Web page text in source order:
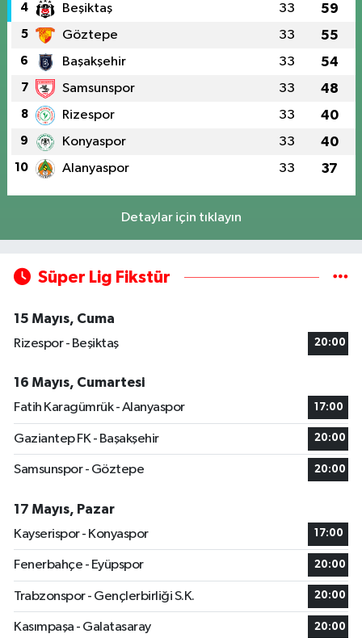
4 Beşiktaş 33 59
5 Göztepe 33 55
6 Başakşehir 33 54
7 Samsunspor 33 48
8 Rizespor 33 40
9 Konyaspor 33 40
10 Alanyaspor 33 37
Detaylar için tıklayın
Süper Lig Fikstür
15 Mayıs, Cuma
Rizespor - Beşiktaş
20:00
16 Mayıs, Cumartesi
Fatih Karagümrük - Alanyaspor
17:00
Gaziantep FK - Başakşehir 20:00
Samsunspor - Göztepe 20:00
17 Mayıs, Pazar
Kayserispor - Konyaspor
17:00
Fenerbahçe - Eyüpspor 20:00
Trabzonspor - Gençlerbirliği S.K. 20:00
Kasımpaşa - Galatasaray 20:00